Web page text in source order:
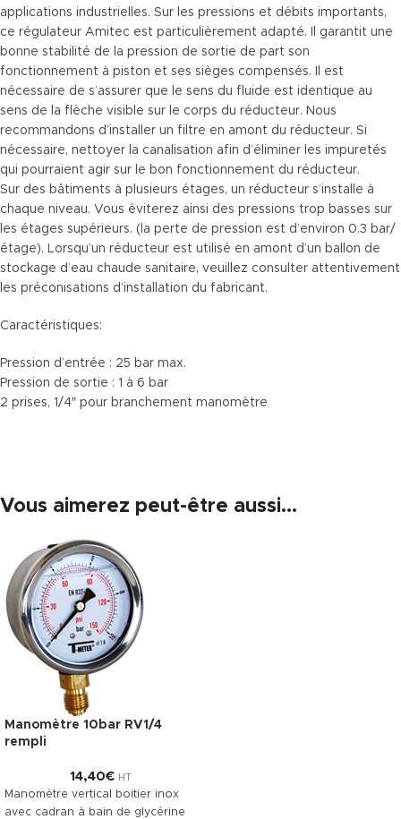
applications industrielles. Sur les pressions et débits importants,
ce régulateur Amitec est particulièrement adapté. Il garantit une
bonne stabilité de la pression de sortie de part son
fonctionnement à piston et ses sièges compensés. Il est
nécessaire de s’assurer que le sens du fluide est identique au
sens de la flèche visible sur le corps du réducteur. Nous
recommandons d’installer un filtre en amont du réducteur. Si
nécessaire, nettoyer la canalisation afin d’éliminer les impuretés
qui pourraient agir sur le bon fonctionnement du réducteur.
Sur des bâtiments à plusieurs étages, un réducteur s’installe à
chaque niveau. Vous éviterez ainsi des pressions trop basses sur
les étages supérieurs. (la perte de pression est d’environ 0.3 bar/
étage). Lorsqu’un réducteur est utilisé en amont d’un ballon de
stockage d’eau chaude sanitaire, veuillez consulter attentivement
les préconisations d’installation du fabricant.
Caractéristiques:
Pression d’entrée : 25 bar max.
Pression de sortie : 1 à 6 bar
2 prises, 1/4″ pour branchement manomètre
Vous aimerez peut-être aussi…
Manomètre 10bar RV1/4
rempli
14,40€ HT
Manomètre vertical boitier inox
avec cadran à bain de glycérine